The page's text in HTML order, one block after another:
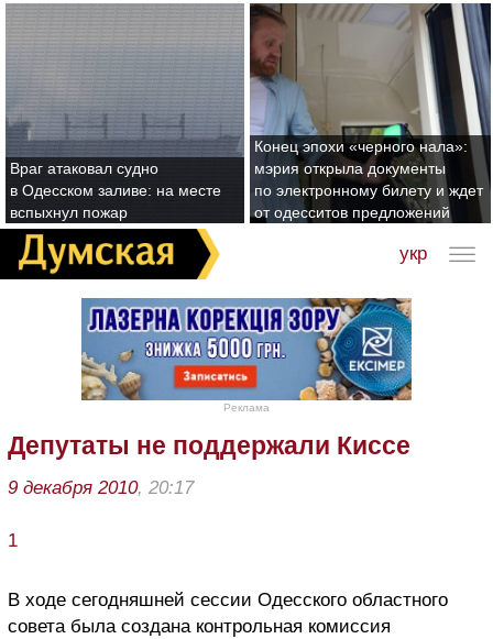
Враг атаковал судно
в Одесском заливе: на месте
вспыхнул пожар
Конец эпохи «черного нала»:
мэрия открыла документы
по электронному билету и ждет
от одесситов предложений
укр
Реклама
Депутаты не поддержали Киссе
9 декабря 2010, 20:17
1
В ходе сегодняшней сессии Одесского областного
совета была создана контрольная комиссия